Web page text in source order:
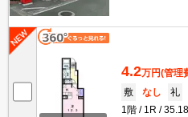
4.2万円(管理
敷
なし 礼
1階
1R